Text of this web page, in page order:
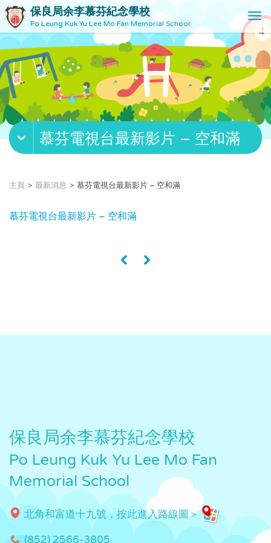
保良局余李慕芬紀念學校
Po Leung Kuk Yu Lee Mo Fan Memorial School
T
o
g
l
e
v
g
慕芬電視台最新影片 – 空和滿
主頁 最新消息 慕芬電視台最新影片 – 空和滿
慕芬電視台最新影片 – 空和滿
« »
保良局余李慕芬紀念學校
Po Leung Kuk Yu Lee Mo Fan
Memorial School
北角和富道十九號，按此進入路線圖＞
(852) 2566-3805